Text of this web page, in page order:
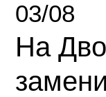
03/08
На